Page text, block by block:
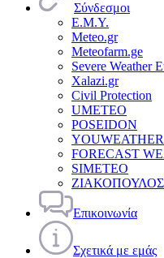
Σύνδεσμοι
Ε.Μ.Υ.
Meteo.gr
Meteofarm.ge
Severe Weather
Xalazi.gr
Civil Protection
UMETEO
POSEIDON
YOUWEATHER
FORECAST
SIMETEO
ΖΙΑΚΟΠΟΥΛΟΣ
Επικοινωνία
Σχετικά με εμάς